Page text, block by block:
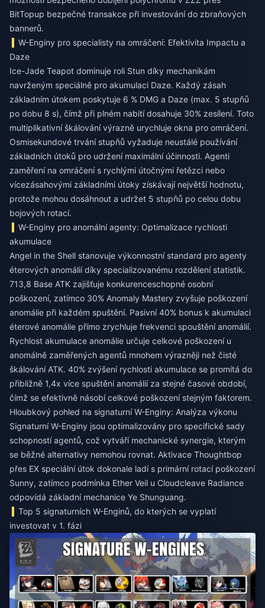
BitTopup bezpečné transakce při investování do zbraňových
bannerů.
W-Enginy pro specialisty na omráčení: Efektivita Impactu a
Daze
Ice-Jade Teapot dominuje roli Stun díky mechanikám
navrženým speciálně pro akumulaci Daze. Každý zásah
základním útokem poskytuje 6 % DMG a Daze (max. 5 stupňů
po dobu 8 s), čímž při plném nabití dosahuje 30% zesílení. Toto
multiplikativní škálování výrazně urychluje okna pro omráčení.
Osmisekundové trvání stupňů vyžaduje neustálé používání
základních útoků pro udržení maximální účinnosti. Agenti
zaměření na omráčení s rychlými útočnými řetězci nebo
vícezásahovými základními útoky získávají největší hodnotu,
protože mohou dosáhnout a udržet 5 stupňů po celou dobu
bojových rotací.
W-Enginy pro anomální agenty: Optimalizace rychlosti
akumulace
Angel in the Shell stanovuje výkonnostní standard pro agenty
éterových anomálií díky specializovanému rozdělení statistik.
713,8 Base ATK zajišťuje konkurenceschopné osobní
poškození, zatímco 30% Anomaly Mastery zvyšuje poškození
anomálie při každém spuštění. Pasivní 40% bonus k akumulaci
éterové anomálie přímo zrychluje frekvenci spouštění anomálií.
Rychlost akumulace anomálie určuje celkové poškození u
anomálně zaměřených agentů mnohem výrazněji než čisté
škálování ATK. 40% zvýšení rychlosti akumulace se promítá do
přibližně 1,4x více spuštění anomálií za stejné časové období,
čímž se efektivně násobí celkové poškození stejným faktorem.
Hloubkový pohled na signaturní W-Enginy: Analýza výkonu
Signaturní W-Enginy jsou optimalizovány pro specifické sady
schopností agentů, což vytváří mechanické synergie, kterým
se běžné alternativy nemohou rovnat. Aktivace Thoughtbop
přes EX speciální útok dokonale ladí s primární rotací poškození
Sunny, zatímco podmínka Ether Veil u Cloudcleave Radiance
odpovídá základní mechanice Ye Shunguang.
Top 5 signaturních W-Enginů, do kterých se vyplatí
investovat v 1. fázi